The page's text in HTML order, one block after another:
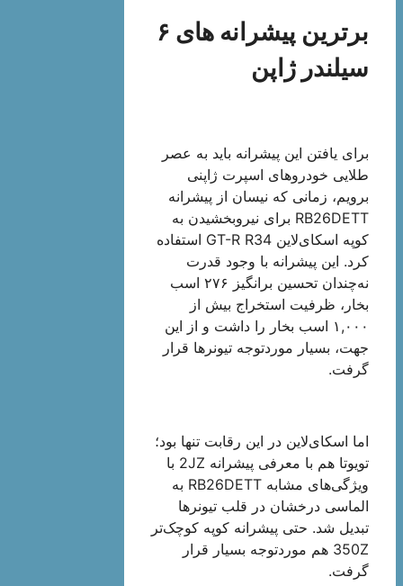
برترین پیشرانه های ۶
سیلندر ژاپن
برای یافتن این پیشرانه باید به عصر
طلایی خودروهای اسپرت ژاپنی
برویم، زمانی که نیسان از پیشرانه
RB26DETT برای نیروبخشیدن به
کوپه اسکای‌لاین GT-R R34 استفاده
کرد. این پیشرانه با وجود قدرت
نه‌چندان تحسین برانگیز ۲۷۶ اسب
بخار، ظرفیت استخراج بیش از
۱,۰۰۰ اسب بخار را داشت و از این
جهت، بسیار موردتوجه تیونرها قرار
گرفت.
اما اسکای‌لاین در این رقابت تنها بود؛
تویوتا هم با معرفی پیشرانه 2JZ با
ویژگی‌های مشابه RB26DETT به
الماسی درخشان در قلب تیونرها
تبدیل شد. حتی پیشرانه کوپه کوچک‌تر
350Z هم موردتوجه بسیار قرار
گرفت.